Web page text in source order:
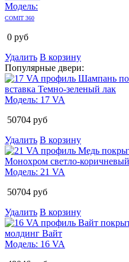
Модель:
COMIT 360
0 руб
Удалить В корзину
Популярные двери:
Модель: 17 VA
50704 руб
Удалить В корзину
Модель: 21 VA
50704 руб
Удалить В корзину
Модель: 16 VA